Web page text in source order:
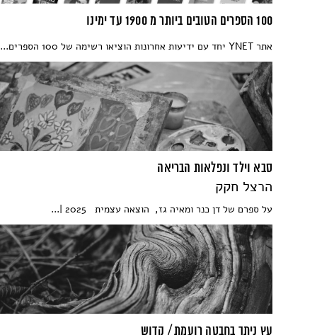
100 הספרים הטובים ביותר מ 1900 עד ימינו
אתר YNET יחד עם ידיעות אחרונות הוציאו רשימה של 100 הספרים...
סבא וילד ונפלאות הבריאה
הרצל חקק
על ספרם של דן כנר ומאיה גז, הוצאה עצמית 2025 |...
עץ ניתך בחבטה רועמת / קדוש